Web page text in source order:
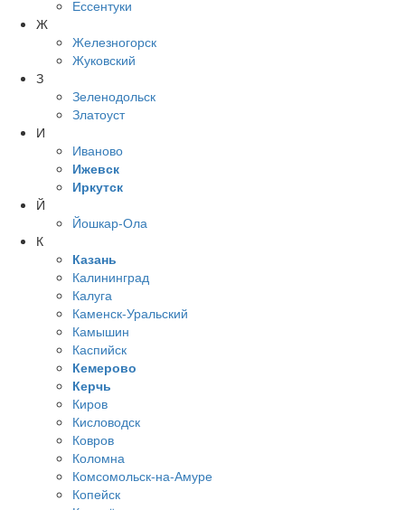
Ессентуки
Ж
Железногорск
Жуковский
З
Зеленодольск
Златоуст
И
Иваново
Ижевск
Иркутск
Й
Йошкар-Ола
К
Казань
Калининград
Калуга
Каменск-Уральский
Камышин
Каспийск
Кемерово
Керчь
Киров
Кисловодск
Ковров
Коломна
Комсомольск-на-Амуре
Копейск